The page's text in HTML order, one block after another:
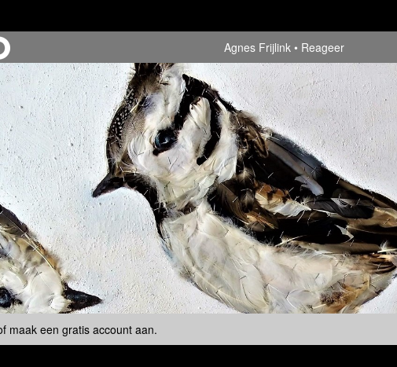
Agnes Frijlink Reageer
maak een gratis account aan.